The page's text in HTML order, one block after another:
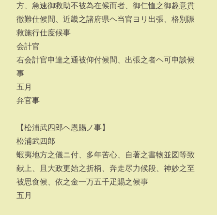
方、急速御救助不被為在候而者、御仁恤之御趣意貫
徹難仕候間、近畿之諸府県ヘ当官ヨリ出張、格別賑
救施行仕度候事
会計官
右会計官申達之通被仰付候間、出張之者ヘ可申談候
事
五月
弁官事
【松浦武四郎ヘ恩賜ノ事】
松浦武四郎
蝦夷地方之儀ニ付、多年苦心、自著之書物並図等致
献上、且大政更始之折柄、奔走尽力候段、神妙之至
被思食候、依之金一万五千疋賜之候事
五月